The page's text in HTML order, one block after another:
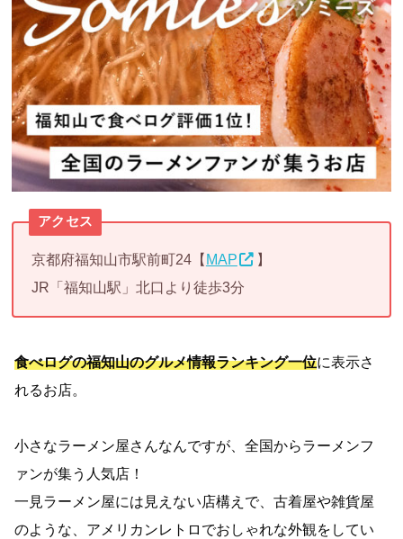
アクセス
京都府福知山市駅前町24【MAP
】
JR「福知山駅」北口より徒歩3分
食べログの福知山のグルメ情報ランキング一位に表示さ
れるお店。
小さなラーメン屋さんなんですが、全国からラーメンフ
ァンが集う人気店！
一見ラーメン屋には見えない店構えで、古着屋や雑貨屋
のような、アメリカンレトロでおしゃれな外観をしてい